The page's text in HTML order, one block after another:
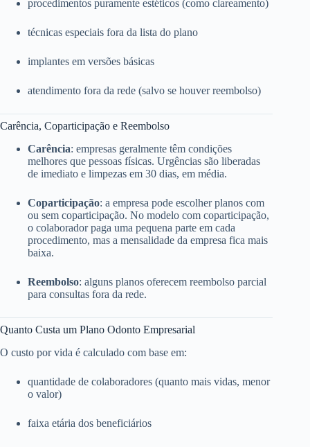
procedimentos puramente estéticos (como clareamento)
técnicas especiais fora da lista do plano
implantes em versões básicas
atendimento fora da rede (salvo se houver reembolso)
Carência, Coparticipação e Reembolso
Carência: empresas geralmente têm condições
melhores que pessoas físicas. Urgências são liberadas
de imediato e limpezas em 30 dias, em média.
Coparticipação: a empresa pode escolher planos com
ou sem coparticipação. No modelo com coparticipação,
o colaborador paga uma pequena parte em cada
procedimento, mas a mensalidade da empresa fica mais
baixa.
Reembolso: alguns planos oferecem reembolso parcial
para consultas fora da rede.
Quanto Custa um Plano Odonto Empresarial
O custo por vida é calculado com base em:
quantidade de colaboradores (quanto mais vidas, menor
o valor)
faixa etária dos beneficiários